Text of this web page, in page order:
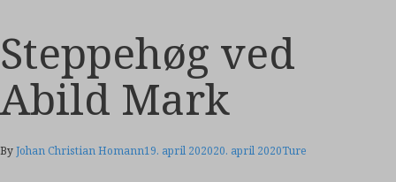
Steppehøg ved
Abild Mark
ByJohan Christian Homann19. april 202020. april 2020Ture